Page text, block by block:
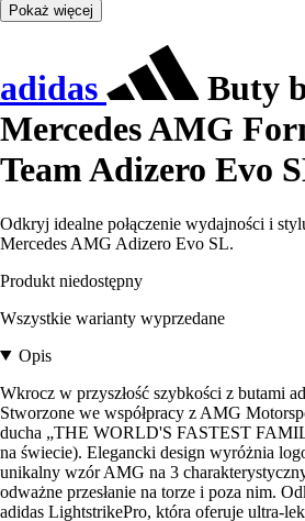
Pokaż więcej
adidas
Buty
Mercedes AMG
Team Adizero Evo
Odkryj idealne połączenie wydajności i
Mercedes AMG Adizero Evo SL.
Produkt niedostępny
Wszystkie warianty wyprzedane
Opis
Wkrocz w przyszłość szybkości z butami
Stworzone we współpracy z AMG
ducha „THE WORLD'S FASTEST
na świecie). Elegancki design wyróżnia
unikalny wzór AMG na 3
odważne przesłanie na torze i poza nim.
adidas LightstrikePro, która oferuje ultra-